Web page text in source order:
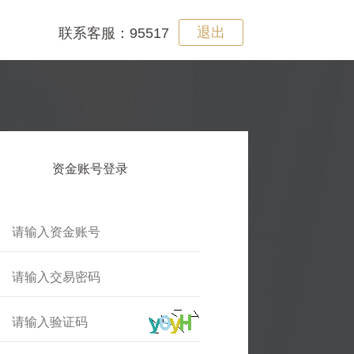
联系客服：95517 退出
资金账号登录